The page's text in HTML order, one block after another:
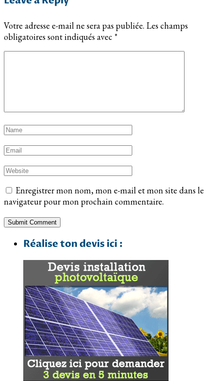
Votre adresse e-mail ne sera pas publiée. Les champs
obligatoires sont indiqués avec *
Enregistrer mon nom, mon e-mail et mon site dans le
navigateur pour mon prochain commentaire.
Réalise ton devis ici :